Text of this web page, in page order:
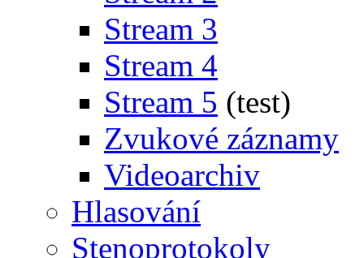
Stream 3
Stream 4
Stream 5 (test)
Zvukové záznamy
Videoarchiv
Hlasování
Stenoprotokoly